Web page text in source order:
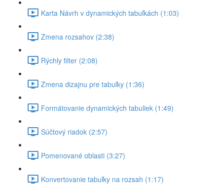
Karta Návrh v dynamických tabuľkách (1:03)
Zmena rozsahov (2:38)
Rýchly filter (2:08)
Zmena dizajnu pre tabuľky (1:36)
Formátovanie dynamických tabuliek (1:49)
Súčtový riadok (2:57)
Pomenované oblasti (3:27)
Konvertovanie tabuľky na rozsah (1:17)